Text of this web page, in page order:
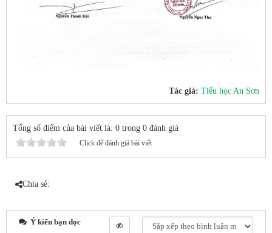
Tác giả: Tiểu học An Sơn
Tổng số điểm của bài viết là: 0 trong 0 đánh giá
Click để đánh giá bài viết
Chia sẻ:
Ý kiến bạn đọc